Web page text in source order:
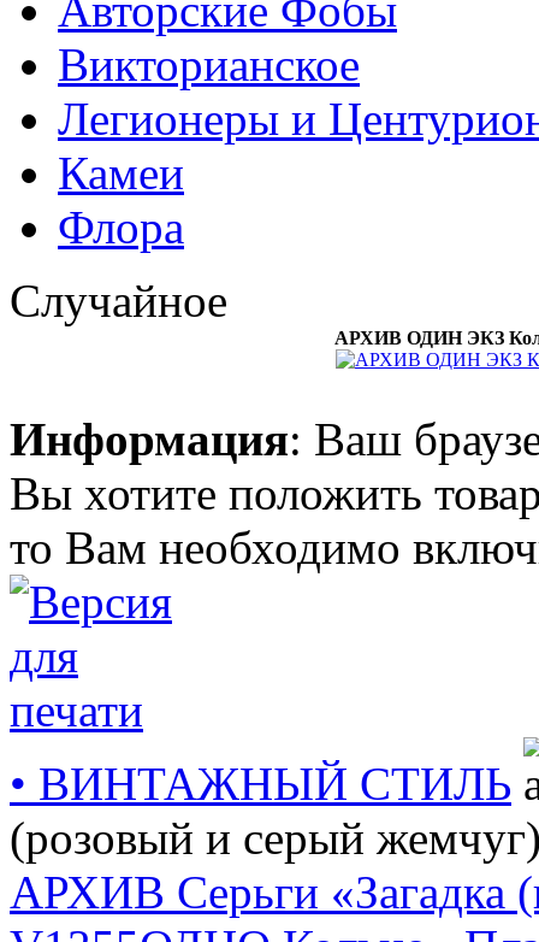
Викторианское
Легионеры и
Камеи
Флора
Случайное
АРХИВ ОДИН ЭКЗ
Информация: Ваш
Вы хотите положить
то Вам необходимо
• ВИНТАЖНЫЙ СТИЛЬ
(розовый и серый
АРХИВ Серьги «Загадка